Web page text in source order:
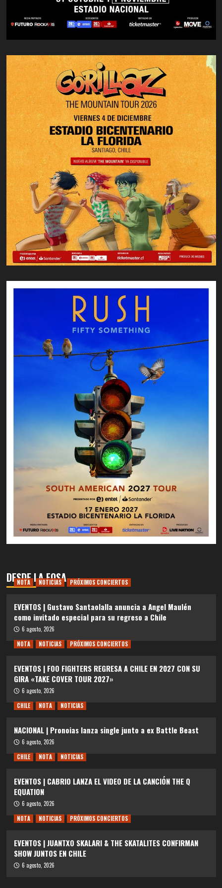
DESDE LA FOSA
NOTA NOTICIAS PRÓXIMOS CONCIERTOS
EVENTOS | Gustavo Santaolalla anuncia a Angel Maulén
como invitado especial para su regreso a Chile
6 agosto, 2026
NOTA
NOTICIAS PRÓXIMOS CONCIERTOS
EVENTOS | FOO FIGHTERS REGRESA A CHILE EN 2027 CON SU
GIRA «TAKE COVER TOUR 2027»
6 agosto, 2026
CHILE
NOTA NOTICIAS
NACIONAL | Pronoias lanza single junto a ex Battle Beast
6 agosto, 2026
CHILE
NOTA NOTICIAS
EVENTOS | CABRIO LANZA EL VIDEO DE LA CANCIÓN THE Q
EQUATION
6 agosto, 2026
NOTA
NOTICIAS PRÓXIMOS CONCIERTOS
EVENTOS | JUANTXO SKALARI & THE SKATALITES CONFIRMAN
SHOW JUNTOS EN CHILE
6 agosto, 2026